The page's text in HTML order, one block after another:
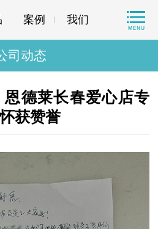
案例 我们
司动态
德莱长春爱心店专
获赞誉